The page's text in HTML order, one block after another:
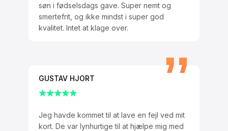
søn i fødselsdags gave. Super nemt og
smertefrit, og ikke mindst i super god
kvalitet. Intet at klage over.
GUSTAV HJORT
Jeg havde kommet til at lave en fejl ved mit
kort. De var lynhurtige til at hjælpe mig med